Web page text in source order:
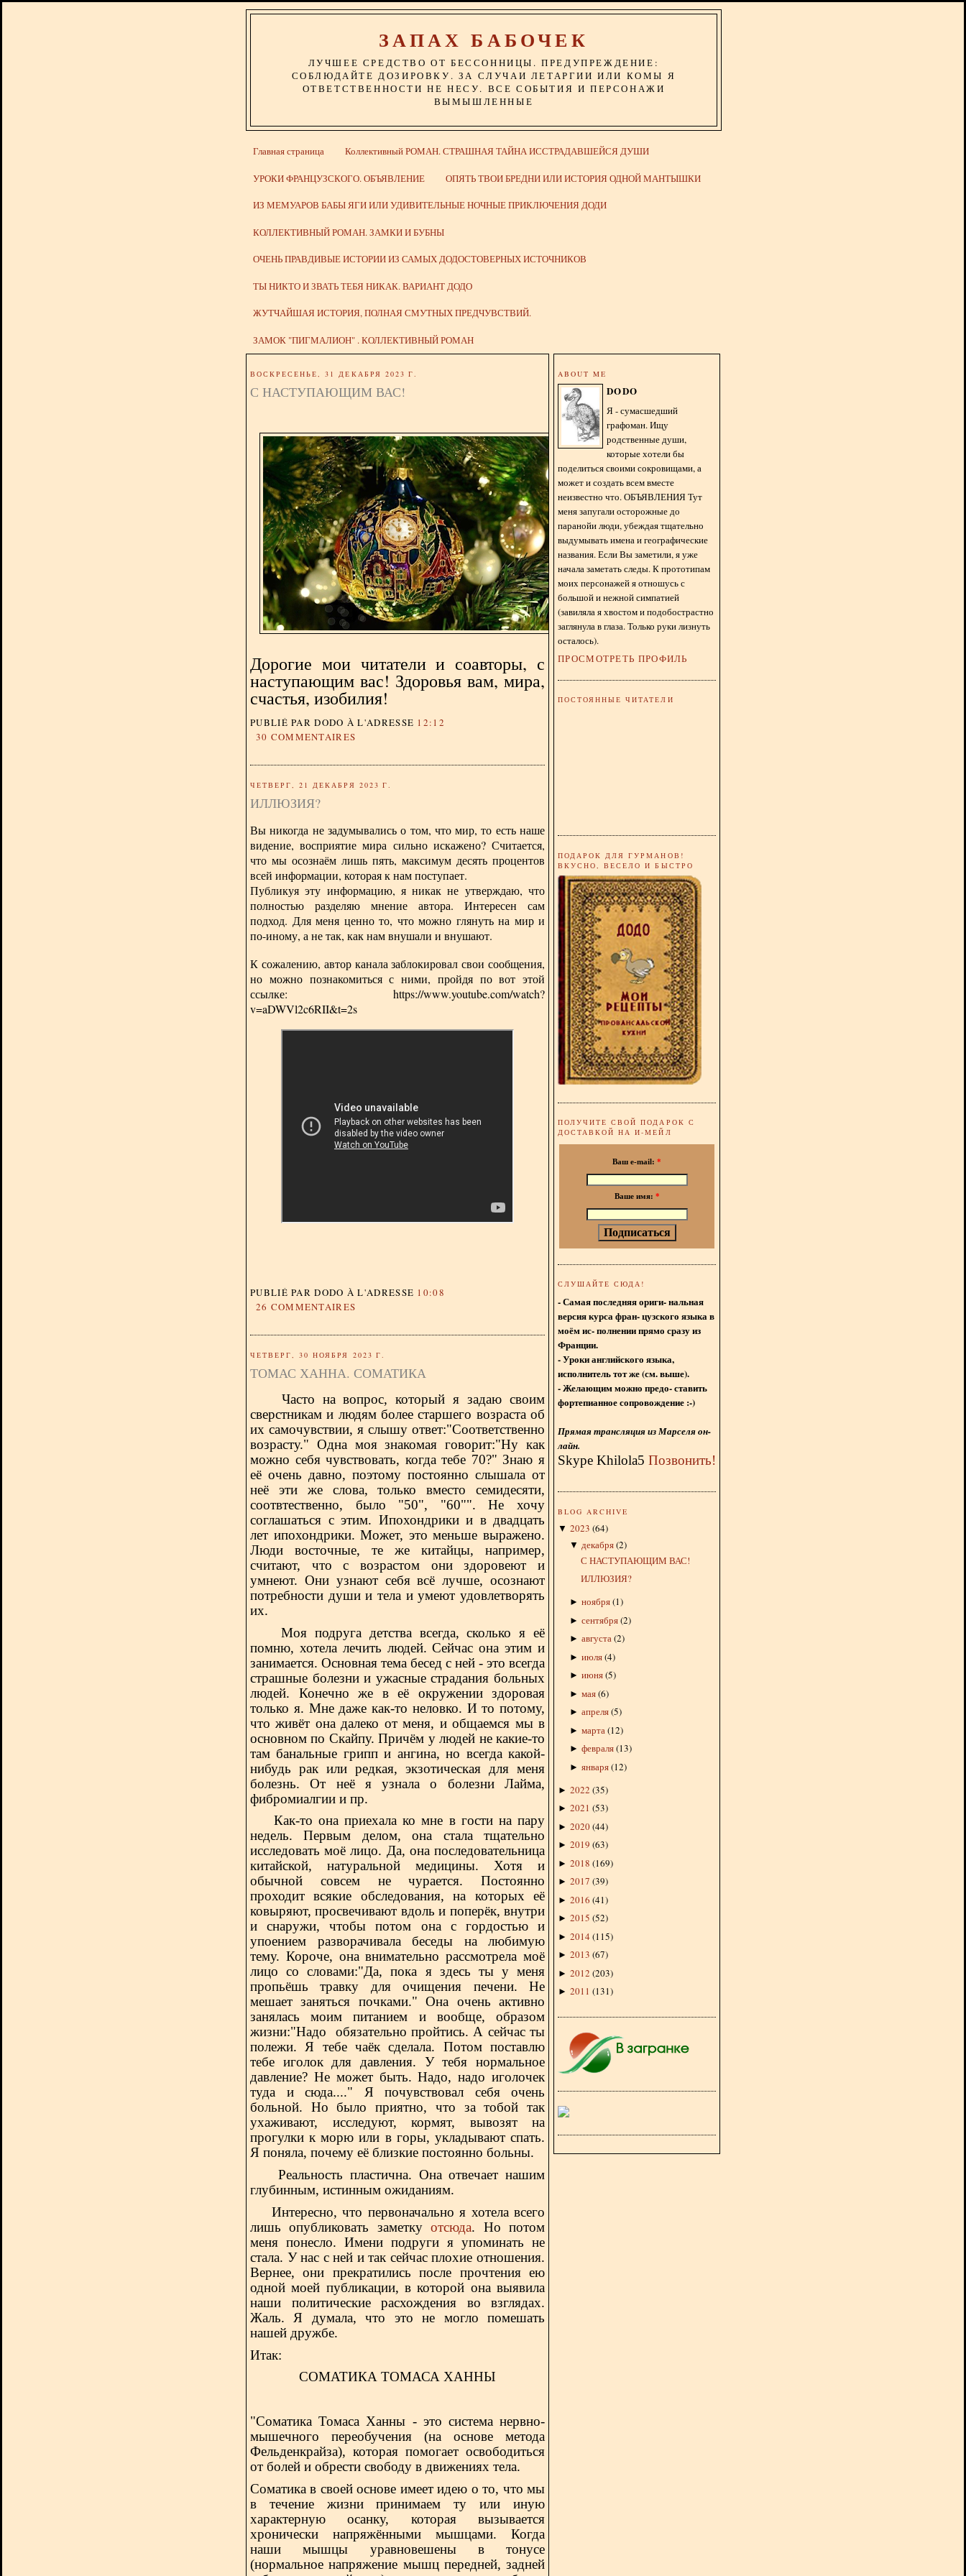
ЗАПАХ БАБОЧЕК
ЛУЧШЕЕ СРЕДСТВО ОТ БЕССОННИЦЫ. ПРЕДУПРЕЖДЕНИЕ:
СОБЛЮДАЙТЕ ДОЗИРОВКУ. ЗА СЛУЧАИ ЛЕТАРГИИ ИЛИ КОМЫ Я
ОТВЕТСТВЕННОСТИ НЕ НЕСУ. ВСЕ СОБЫТИЯ И ПЕРСОНАЖИ
ВЫМЫШЛЕННЫЕ
Главная страница Коллективный РОМАН. СТРАШНАЯ ТАЙНА ИССТРАДАВШЕЙСЯ ДУШИ
УРОКИ ФРАНЦУЗСКОГО. ОБЪЯВЛЕНИЕ ОПЯТЬ ТВОИ БРЕДНИ ИЛИ ИСТОРИЯ ОДНОЙ МАНТЫШКИ
ИЗ МЕМУАРОВ БАБЫ ЯГИ ИЛИ УДИВИТЕЛЬНЫЕ НОЧНЫЕ ПРИКЛЮЧЕНИЯ ДОДИ
КОЛЛЕКТИВНЫЙ РОМАН. ЗАМКИ И БУБНЫ
ОЧЕНЬ ПРАВДИВЫЕ ИСТОРИИ ИЗ САМЫХ ДОДОСТОВЕРНЫХ ИСТОЧНИКОВ
ТЫ НИКТО И ЗВАТЬ ТЕБЯ НИКАК. ВАРИАНТ ДОДО
ЖУТЧАЙШАЯ ИСТОРИЯ, ПОЛНАЯ СМУТНЫХ ПРЕДЧУВСТВИЙ.
ЗАМОК "ПИГМАЛИОН" . КОЛЛЕКТИВНЫЙ РОМАН
ВОСКРЕСЕНЬЕ, 31 ДЕКАБРЯ 2023 Г.
С НАСТУПАЮЩИМ ВАС!
Дорогие мои читатели и соавторы, с
наступающим вас! Здоровья вам, мира,
счастья, изобилия!
PUBLIÉ PAR DODO À L'ADRESSE 12:12
30 COMMENTAIRES
ЧЕТВЕРГ, 21 ДЕКАБРЯ 2023 Г.
ИЛЛЮЗИЯ?
Вы никогда не задумывались о том, что мир, то есть наше
видение, восприятие мира сильно искажено? Считается,
что мы осознаём лишь пять, максимум десять процентов
всей информации, которая к нам поступает.
Публикуя эту информацию, я никак не утверждаю, что
полностью разделяю мнение автора. Интересен сам
подход. Для меня ценно то, что можно глянуть на мир и
по-иному, а не так, как нам внушали и внушают.
К сожалению, автор канала заблокировал свои сообщения,
но можно познакомиться с ними, пройдя по вот этой
ссылке: https://www.youtube.com/watch?
v=aDWVl2c6RII&t=2s
PUBLIÉ PAR DODO À L'ADRESSE 10:08
26 COMMENTAIRES
ЧЕТВЕРГ, 30 НОЯБРЯ 2023 Г.
ТОМАС ХАННА. СОМАТИКА
Часто на вопрос, который я задаю своим
сверстникам и людям более старшего возраста об
их самочувствии, я слышу ответ:"Соответственно
возрасту." Одна моя знакомая говорит:"Ну как
можно себя чувствовать, когда тебе 70?" Знаю я
её очень давно, поэтому постоянно слышала от
неё эти же слова, только вместо семидесяти,
соотвтественно, было "50", "60"". Не хочу
соглашаться с этим. Ипохондрики и в двадцать
лет ипохондрики. Может, это меньше выражено.
Люди восточные, те же китайцы, например,
считают, что с возрастом они здоровеют и
умнеют. Они узнают себя всё лучше, осознают
потребности души и тела и умеют удовлетворять
их.
Моя подруга детства всегда, сколько я её
помню, хотела лечить людей. Сейчас она этим и
занимается. Основная тема бесед с ней - это всегда
страшные болезни и ужасные страдания больных
людей. Конечно же в её окружении здоровая
только я. Мне даже как-то неловко. И то потому,
что живёт она далеко от меня, и общаемся мы в
основном по Скайпу. Причём у людей не какие-то
там банальные грипп и ангина, но всегда какой-
нибудь рак или редкая, экзотическая для меня
болезнь. От неё я узнала о болезни Лайма,
фибромиалгии и пр.
Как-то она приехала ко мне в гости на пару
недель. Первым делом, она стала тщательно
исследовать моё лицо. Да, она последовательница
китайской, натуральной медицины. Хотя и
обычной совсем не чурается. Постоянно
проходит всякие обследования, на которых её
ковыряют, просвечивают вдоль и поперёк, внутри
и снаружи, чтобы потом она с гордостью и
упоением разворачивала беседы на любимую
тему. Короче, она внимательно рассмотрела моё
лицо со словами:"Да, пока я здесь ты у меня
пропьёшь травку для очищения печени. Не
мешает заняться почками." Она очень активно
занялась моим питанием и вообще, образом
жизни:"Надо обязательно пройтись. А сейчас ты
полежи. Я тебе чаёк сделала. Потом поставлю
тебе иголок для давления. У тебя нормальное
давление? Не может быть. Надо, надо иголочек
туда и сюда...." Я почувствовал себя очень
больной. Но было приятно, что за тобой так
ухаживают, исследуют, кормят, вывозят на
прогулки к морю или в горы, укладывают спать.
Я поняла, почему её близкие постоянно больны.
Реальность пластична. Она отвечает нашим
глубинным, истинным ожиданиям.
Интересно, что первоначально я хотела всего
лишь опубликовать заметкуотсюда. Но потом
меня понесло. Имени подруги я упоминать не
стала. У нас с ней и так сейчас плохие отношения.
Вернее, они прекратились после прочтения ею
одной моей публикации, в которой она выявила
наши политические расхождения во взглядах.
Жаль. Я думала, что это не могло помешать
нашей дружбе.
Итак:
СОМАТИКА ТОМАСА ХАННЫ
"Соматика Томаса Ханны - это системaнервно-
мышечного переобучения (на основе метода
Фельденкрайза), которая помогает освободиться
от болей и обрести свободу в движениях тела.
Соматика в своей основе имеет идею о то, что мы
в течение жизни принимаем ту или иную
характерную осанку, которая вызывается
хронически напряжёнными мышцами. Когда
наши мышцы уравновешены в тонусе
(нормальное напряжение мышц передней, задней
ABOUT ME
DODO
Я - сумасшедший
графоман. Ищу
родственные души,
которые хотели бы
поделиться своими сокровищами, а
может и создать всем вместе
неизвестно что. ОБЪЯВЛЕНИЯ Тут
меня запугали осторожные до
паранойи люди, убеждая тщательно
выдумывать имена и географические
названия. Если Вы заметили, я уже
начала заметать следы. К прототипам
моих персонажей я отношусь с
большой и нежной симпатией
(завиляла я хвостом и подобострастно
заглянула в глаза. Только руки лизнуть
осталось).
ПРОСМОТРЕТЬ ПРОФИЛЬ
ПОСТОЯННЫЕ ЧИТАТЕЛИ
ПОДАРОК ДЛЯ ГУРМАНОВ!
ВКУСНО, ВЕСЕЛО И БЫСТРО
ПОЛУЧИТЕ СВОЙ ПОДАРОК С
ДОСТАВКОЙ НА И-МЕЙЛ
Ваш e-mail: *
Ваше имя: *
СЛУШАЙТЕ СЮДА!
- Самая последняя ориги- нальная
версия курса фран- цузского языка в
моём ис- полнении прямо сразу из
Франции.
- Уроки английского языка,
исполнитель тот же (см. выше).
- Желающим можно предо- ставить
фортепианное сопровождение :-)
Прямая трансляция из Марселя он-
лайн.
Skype Khilola5 Позвонить!
BLOG ARCHIVE
▼ 2023 (64)
▼ декабря(2)
С НАСТУПАЮЩИМ ВАС!
ИЛЛЮЗИЯ?
► ноября(1)
► сентября(2)
► августа(2)
► июля(4)
► июня(5)
► мая(6)
► апреля(5)
► марта(12)
► февраля(13)
► января(12)
► 2022 (35)
► 2021 (53)
► 2020(44)
► 2019 (63)
► 2018 (169)
► 2017 (39)
► 2016 (41)
► 2015 (52)
► 2014 (115)
► 2013 (67)
► 2012 (203)
► 2011 (131)